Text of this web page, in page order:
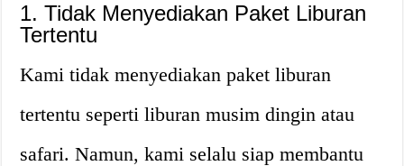
1. Tidak Menyediakan Paket Liburan
Tertentu
Kami tidak menyediakan paket liburan
tertentu seperti liburan musim dingin atau
safari. Namun, kami selalu siap membantu